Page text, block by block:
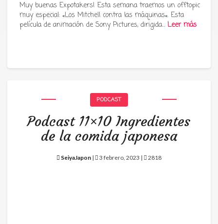
Muy buenas Expotakers! Esta semana traemos un offtopic
muy especial: «Los Mitchell contra las máquinas«. Esta
película de animación de Sony Pictures, dirigida… Leer más
PODCAST
Podcast 11×10 Ingredientes
de la comida japonesa
SeiyaJapon | 3 febrero, 2023 | 2818